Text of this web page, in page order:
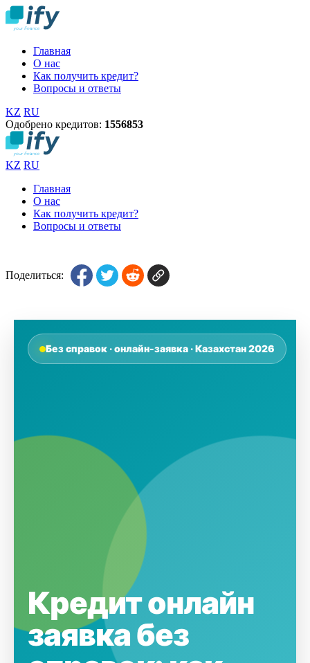
Главная
О нас
Как получить кредит?
Вопросы и ответы
KZ RU
Одобрено кредитов: 1556853
KZ RU
Главная
О нас
Как получить кредит?
Вопросы и ответы
Поделиться:
Без справок · онлайн-заявка · Казахстан 2026
Кредит онлайн
заявка без